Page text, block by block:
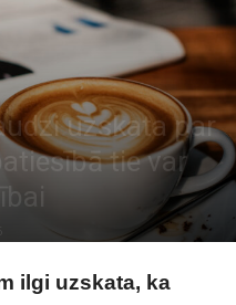
uzskata par
tie var
ilgi uzskata, ka